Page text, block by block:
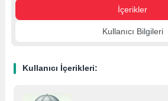
İçerikler
Kullanıcı Bilgileri
Kullanıcı İçerikleri: